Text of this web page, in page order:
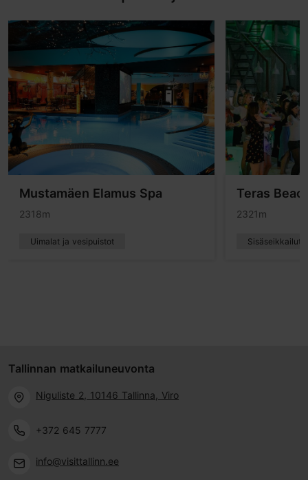
Mustamäen Elamus Spa
2318m
Uimalat ja vesipuistot
Teras
2321m
Sisäseikkailut
Tallinnan matkailuneuvonta
Niguliste 2, 10146 Tallinna, Viro
+372 645 7777
info@visittallinn.ee